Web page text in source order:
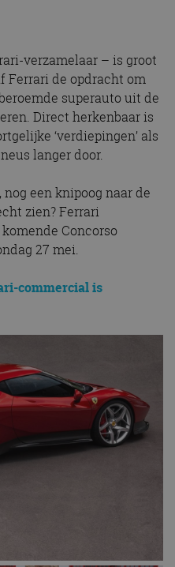
verzamelaar – is groot
Ferrari de opdracht om
superauto uit de
Direct herkenbaar is
‘verdiepingen’ als
langer door.
een knipoog naar de
zien? Ferrari
Concorso
27 mei.
commercial is